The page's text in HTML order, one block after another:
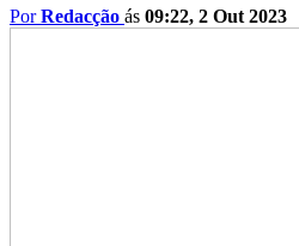
PorRedacção ás 09:22, 2 Out 2023